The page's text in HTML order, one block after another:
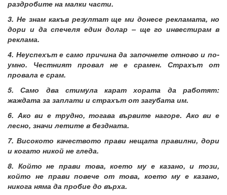
раздробите на малки части.
3. Не знам какъв резултат ще ми донесе рекламата, но
дори и да спечеля един долар – ще го инвестирам в
реклама.
4. Неуспехът е само причина да започнете отново и по-
умно. Честният провал не е срамен. Страхът от
провала е срам.
5. Само два стимула карат хората да работят:
жаждата за заплати и страхът от загубата им.
6. Ако ви е трудно, тогава вървите нагоре. Ако ви е
лесно, значи летите в бездната.
7. Високото качеството прави нещата правилни, дори
и когато никой не гледа.
8. Който не прави това, което му е казано, и този,
който не прави повече от това, което му е казано,
никога няма да пробие до върха.